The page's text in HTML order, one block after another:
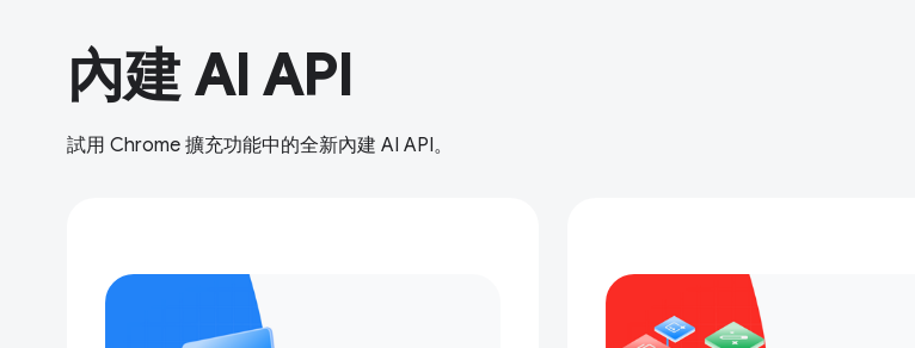
內建 AI API
試用 Chrome 擴充功能中的全新內建 AI API。